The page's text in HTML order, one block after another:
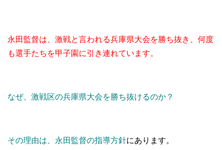
永田監督は、激戦と言われる兵庫県大会を勝ち抜き、何度
も選手たちを甲子園に引き連れています。
なぜ、激戦区の兵庫県大会を勝ち抜けるのか？
その理由は、永田監督の指導方針にあります。